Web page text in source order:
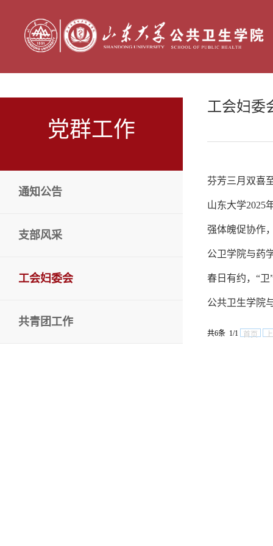
党群工作
通知公告
支部风采
工会妇委会
共青团工作
工会妇委
芬芳三月双喜
山东大学2025
强体魄促协作
公卫学院与药
春日有约，“
公共卫生学院
共6条 1/1 首页